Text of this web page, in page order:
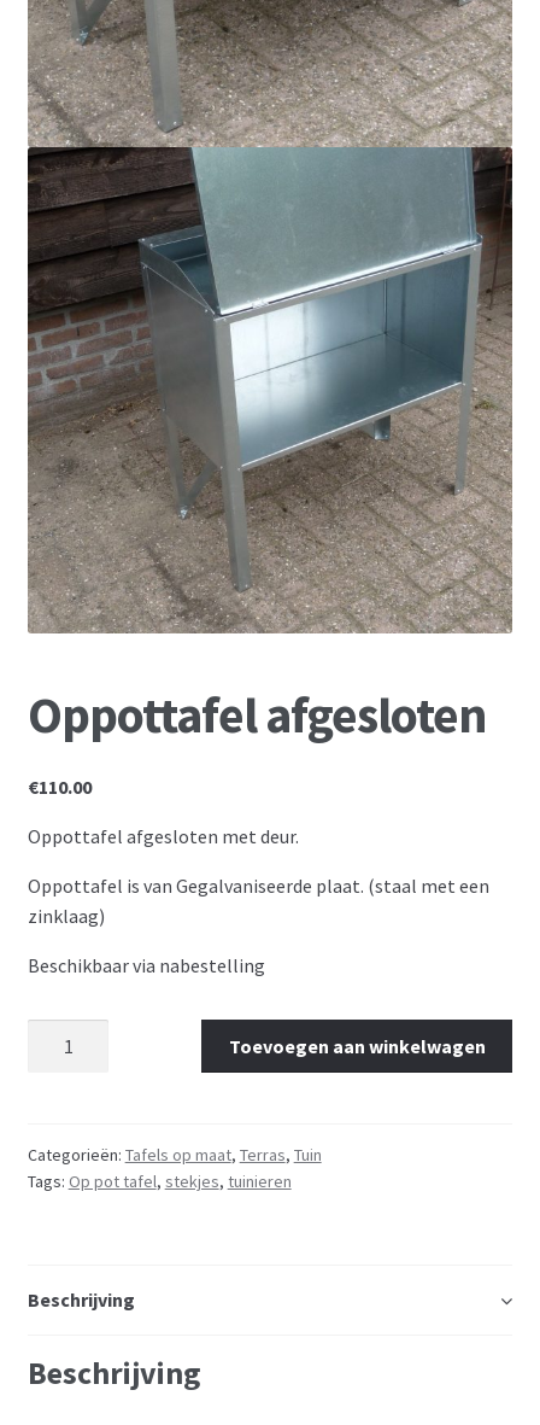
Mijn account
Oppottafel afgesloten
€110.00
Oppottafel afgesloten met deur.
Oppottafel is van Gegalvaniseerde plaat. (staal met een
zinklaag)
Beschikbaar via nabestelling
Toevoegen aan winkelwagen
Categorieën: Tafels op maat, Terras, Tuin
Tags: Op pot tafel, stekjes, tuinieren
Beschrijving
Beschrijving